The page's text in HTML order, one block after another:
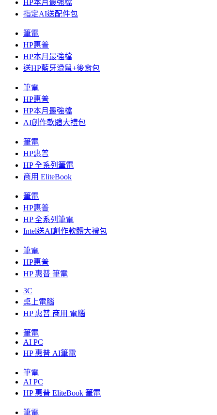
HP本月最強檔
指定AI送配件包
筆電
HP惠普
HP本月最強檔
送HP藍牙滑鼠+後背包
筆電
HP惠普
HP本月最強檔
AI創作軟體大禮包
筆電
HP惠普
HP 全系列筆電
商用 EliteBook
筆電
HP惠普
HP 全系列筆電
Intel送AI創作軟體大禮包
筆電
HP惠普
HP 惠普 筆電
3C
桌上電腦
HP 惠普 商用 電腦
筆電
AI PC
HP 惠普 AI筆電
筆電
AI PC
HP 惠普 EliteBook 筆電
筆電